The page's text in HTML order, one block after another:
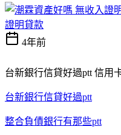
證明貸款
4年前
台新銀行信貸好過ptt 信用
台新銀行信貸好過ptt
整合負債銀行有那些ptt